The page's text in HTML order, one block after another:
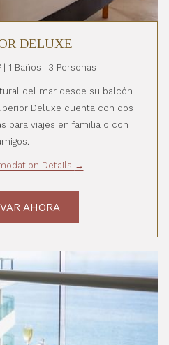
DELUXE
1 Baños | 3 Personas
del mar desde su balcón
Deluxe cuenta con dos
para viajes en familia o con
Details
AHORA